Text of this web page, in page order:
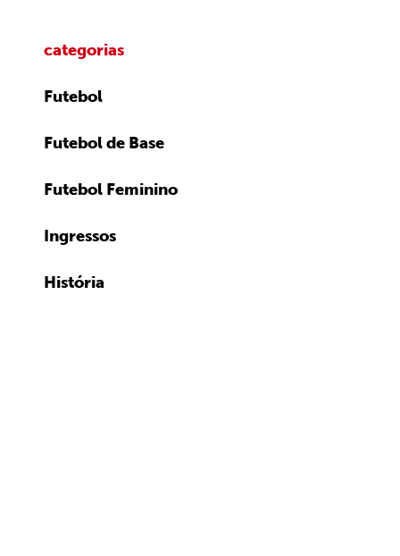
categorias
Futebol
Futebol de Base
Futebol Feminino
Ingressos
História